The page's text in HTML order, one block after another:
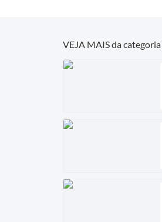
VEJA MAIS da categoria